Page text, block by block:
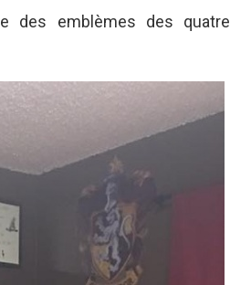
des emblèmes des quatre